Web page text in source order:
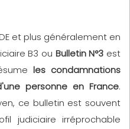
et plus généralement en
B3 ou Bulletin N°3 est
les condamnations
personne en France.
ce bulletin est souvent
judiciaire irréprochable